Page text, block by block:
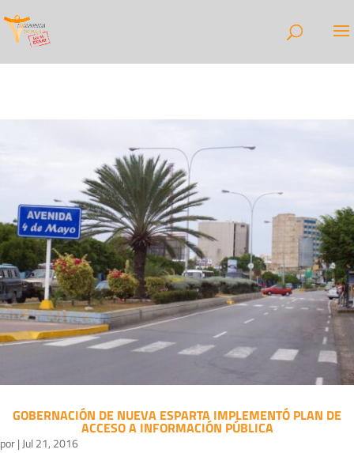
GOBERNACIÓN DE NUEVA ESPARTA IMPLEMENTÓ PLAN DE
ACCESO A INFORMACIÓN PÚBLICA
por| Jul 21, 2016